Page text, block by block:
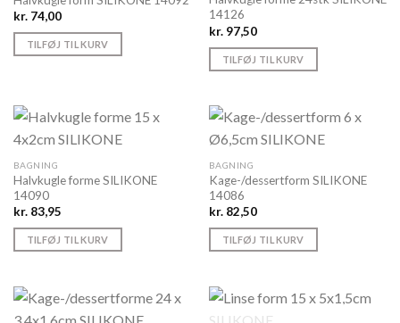
kr.74,00
TILFØJ TIL KURV
14126
kr.97,50
TILFØJ TIL KURV
BAGNING
Halvkugle forme SILIKONE
14090
kr.83,95
TILFØJ TIL KURV
BAGNING
Kage-/dessertform SILIKONE
14086
kr.82,50
TILFØJ TIL KURV